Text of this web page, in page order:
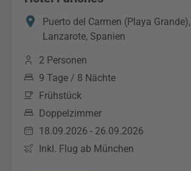
Puerto del Carmen (Playa Grande),
Lanzarote, Spanien
2 Personen
9 Tage / 8 Nächte
Frühstück
Doppelzimmer
18.09.2026 - 26.09.2026
Inkl. Flug ab München